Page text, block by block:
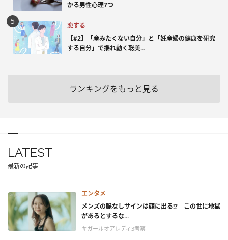
かる男性心理7つ
恋する
【#2】「産みたくない自分」と「妊産婦の健康を研究
する自分」で揺れ動く聡美...
ランキングをもっと見る
LATEST
最新の記事
エンタメ
メンズの脈なしサインは顔に出る!? この世に地獄
があるとするな...
＃ガールオアレディ3考察